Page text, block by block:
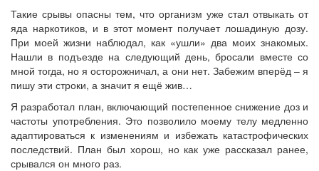
Такие срывы опасны тем, что организм уже стал отвыкать от
яда наркотиков, и в этот момент получает лошадиную дозу.
При моей жизни наблюдал, как «ушли» два моих знакомых.
Нашли в подъезде на следующий день, бросали вместе со
мной тогда, но я осторожничал, а они нет. Забежим вперёд – я
пишу эти строки, а значит я ещё жив…
Я разработал план, включающий постепенное снижение доз и
частоты употребления. Это позволило моему телу медленно
адаптироваться к изменениям и избежать катастрофических
последствий. План был хорош, но как уже рассказал ранее,
срывался он много раз.